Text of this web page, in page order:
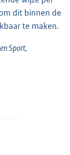
dit binnen de
te maken.
Sport,